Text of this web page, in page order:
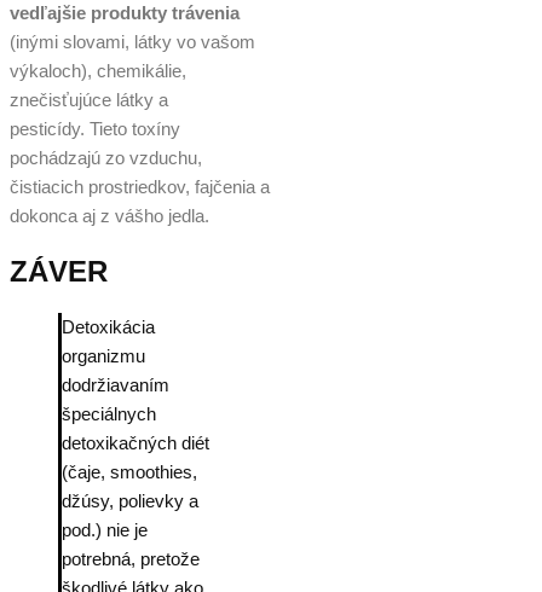
vedľajšie produkty trávenia
(inými slovami, látky vo vašom
výkaloch), chemikálie,
znečisťujúce látky a
pesticídy. Tieto toxíny
pochádzajú zo vzduchu,
čistiacich prostriedkov, fajčenia a
dokonca aj z vášho jedla.
ZÁVER
Detoxikácia
organizmu
dodržiavaním
špeciálnych
detoxikačných diét
(čaje, smoothies,
džúsy, polievky a
pod.) nie je
potrebná, pretože
škodlivé látky ako